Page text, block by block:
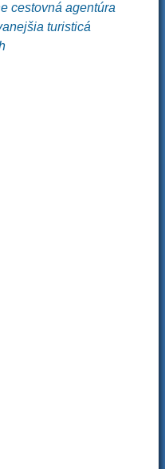
cestovná agentúra
turisticá